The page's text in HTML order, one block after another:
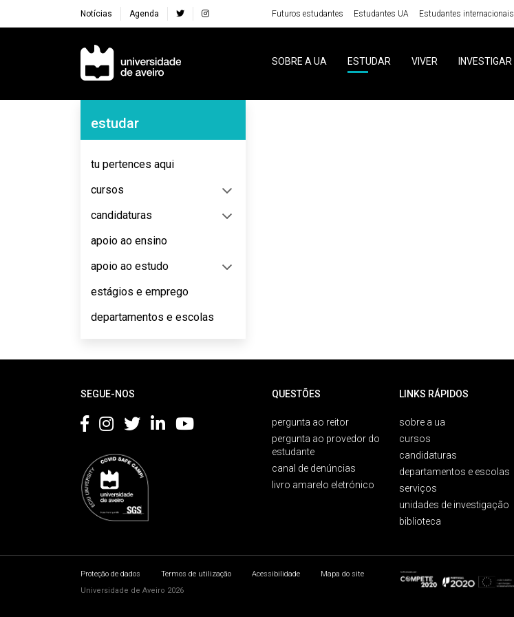
Notícias Agenda Futuros estudantes Estudantes UA Estudantes internacionais
Navegação Principal
SOBRE A UA ESTUDAR VIVER INVESTIGAR
Navegação Lateral
estudar
tu pertences aqui
cursos
candidaturas
apoio ao ensino
apoio ao estudo
estágios e emprego
departamentos e escolas
SEGUE-NOS QUESTÕES
pergunta ao reitor
pergunta ao provedor do
estudante
canal de denúncias
livro amarelo eletrónico
LINKS RÁPIDOS
sobre a ua
cursos
candidaturas
departamentos e escolas
serviços
unidades de investigação
biblioteca
Proteção de dados Termos de utilização Acessibilidade
Mapa do site
Universidade de Aveiro 2026